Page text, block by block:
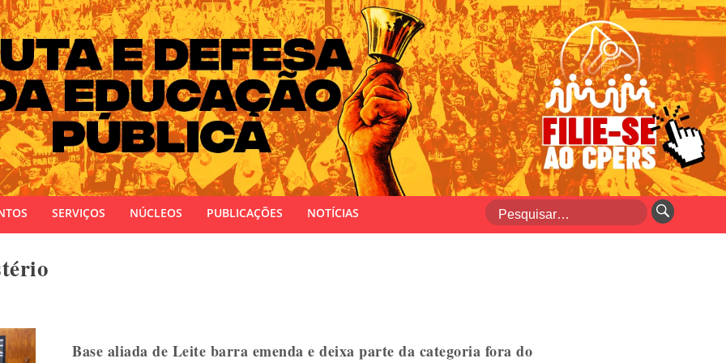
Estado do Rio Grande do Sul
SERVIÇOS NÚCLEOS PUBLICAÇÕES NOTÍCIAS
Base aliada de Leite barra emenda e deixa parte da categoria fora do